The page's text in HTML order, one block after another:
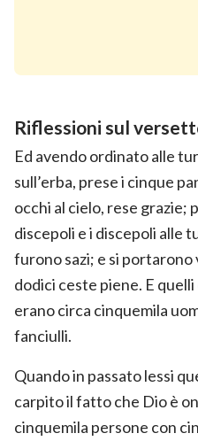
Riflessioni sul
Ed avendo ordinato alle
sull’erba, prese i cinque
occhi al cielo, rese grazie;
discepoli e i discepoli alle
furono sazi; e si portarono
dodici ceste piene. E
erano circa cinquemila
fanciulli.
Quando in passato lessi
carpito il fatto che Dio è
cinquemila persone con